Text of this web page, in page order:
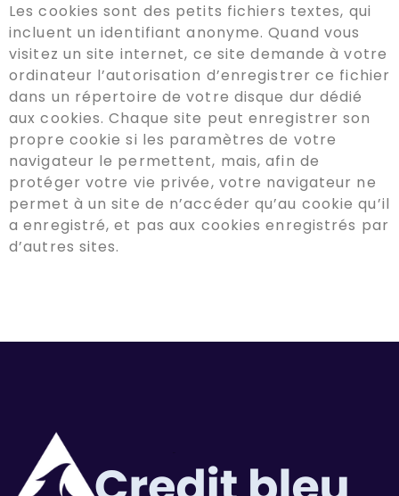
Les cookies sont des petits fichiers textes, qui
incluent un identifiant anonyme. Quand vous
visitez un site internet, ce site demande à votre
ordinateur l’autorisation d’enregistrer ce fichier
dans un répertoire de votre disque dur dédié
aux cookies. Chaque site peut enregistrer son
propre cookie si les paramètres de votre
navigateur le permettent, mais, afin de
protéger votre vie privée, votre navigateur ne
permet à un site de n’accéder qu’au cookie qu’il
a enregistré, et pas aux cookies enregistrés par
d’autres sites.